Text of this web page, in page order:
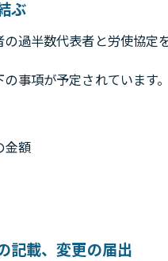
ぶ
過半数代表者と労使協定
事項が予定されています
金額
記載、変更の届出